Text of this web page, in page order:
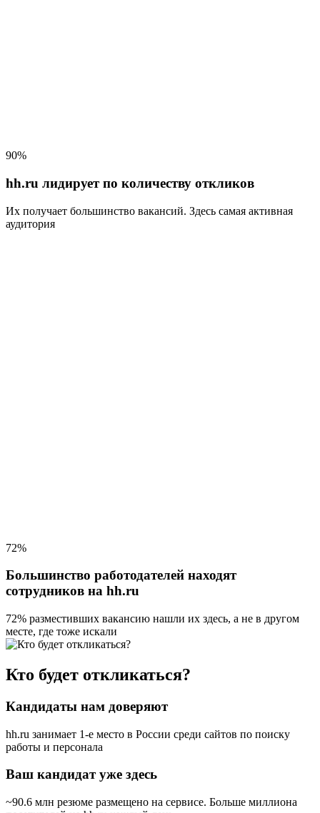
90%
hh.ru лидирует по количеству откликов
Их получает большинство вакансий. Здесь самая активная
аудитория
72%
Большинство работодателей находят
сотрудников на hh.ru
72% разместивших вакансию нашли их здесь, а не в другом
месте, где тоже искали
Кто будет откликаться?
Кандидаты нам доверяют
hh.ru занимает 1-е место в России среди сайтов по поиску
работы и персонала
Ваш кандидат уже здесь
~90.6 млн резюме размещено на сервисе. Больше миллиона